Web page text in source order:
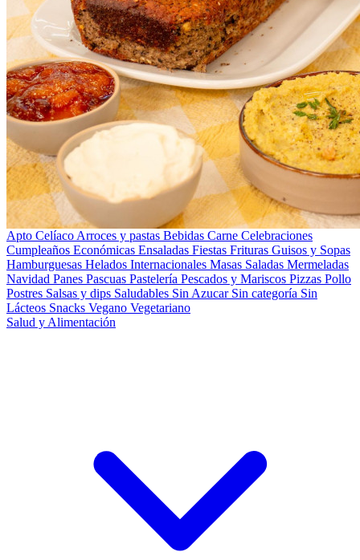
Apto Celíaco Arroces y pastas Bebidas Carne Celebraciones
Cumpleaños Económicas Ensaladas Fiestas Frituras Guisos y Sopas
Hamburguesas Helados Internacionales Masas Saladas Mermeladas
Navidad Panes Pascuas Pastelería Pescados y Mariscos Pizzas Pollo
Postres Salsas y dips Saludables Sin Azucar Sin categoría Sin
Lácteos Snacks Vegano Vegetariano
Salud y Alimentación